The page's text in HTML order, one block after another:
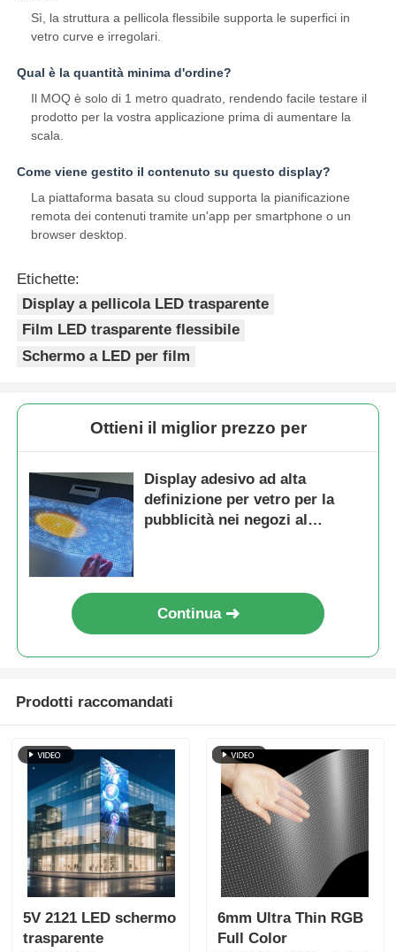
Sì, la struttura a pellicola flessibile supporta le superfici in
vetro curve e irregolari.
Qual è la quantità minima d'ordine?
Il MOQ è solo di 1 metro quadrato, rendendo facile testare il
prodotto per la vostra applicazione prima di aumentare la
scala.
Come viene gestito il contenuto su questo display?
La piattaforma basata su cloud supporta la pianificazione
remota dei contenuti tramite un'app per smartphone o un
browser desktop.
Etichette:
Display a pellicola LED trasparente
Film LED trasparente flessibile
Schermo a LED per film
Ottieni il miglior prezzo per
Display adesivo ad alta
definizione per vetro per la
pubblicità nei negozi al
Continua
Prodotti raccomandati
5V 2121 LED schermo
trasparente
6mm Ultra Thin RGB
Full Color